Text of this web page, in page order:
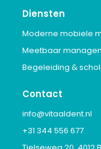
Diensten
Moderne mobiele
Meetbaar
Begeleiding &
Contact
info@vitaaldent.nl
+31 344 556 677